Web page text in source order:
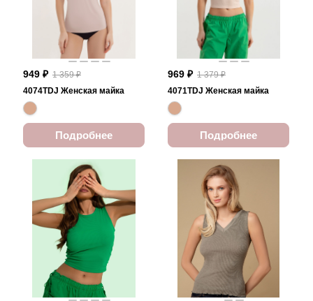
949 ₽ 1 359 ₽
4074TDJ Женская майка
Подробнее
969 ₽ 1 379 ₽
4071TDJ Женская майка
Подробнее